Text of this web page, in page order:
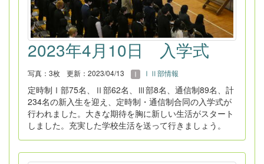
2023年4月10日 入学式
写真：3枚 更新：2023/04/13 ⅠⅡ部情報
定時制Ⅰ部75名、Ⅱ部62名、Ⅲ部8名、通信制89名、計
234名の新入生を迎え、定時制・通信制合同の入学式が
行われました。大きな期待を胸に新しい生活がスタート
しました。充実した学校生活を送って行きましょう。